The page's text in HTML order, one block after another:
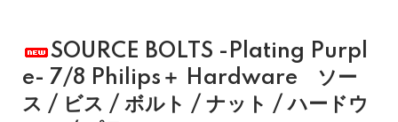
SOURCE BOLTS -Plating Purpl
e- 7/8 Philips＋ Hardware ソー
ス / ビス / ボルト / ナット / ハードウ